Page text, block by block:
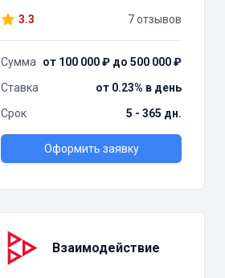
3.3 7 отзывов
Сумма
от 100 000 ₽ до 500 000 ₽
Ставка
от 0.23% в день
Срок
5 - 365 дн.
Оформить заявку
Взаимодействие